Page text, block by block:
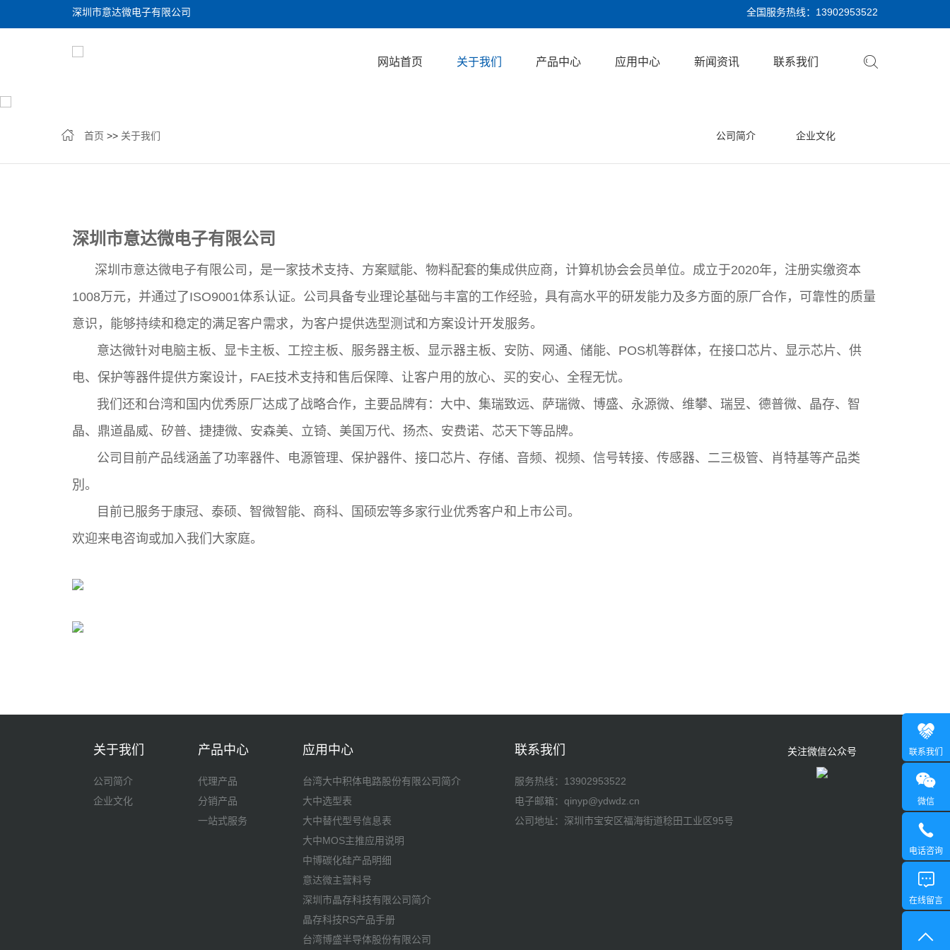
深圳市意达微电子有限公司 全国服务热线： 13902953522
网站首页 关于我们 产品中心 应用中心 新闻资讯 联系我们
首页 >> 关于我们 公司简介 企业文化
深圳市意达微电子有限公司
深圳市意达微电子有限公司，是一家技术支持、方案赋能、物料配套的集成供应商，计算机协会会员单位。成立于2020年，注册实缴资本
1008万元，并通过了ISO9001体系认证。公司具备专业理论基础与丰富的工作经验，具有高水平的研发能力及多方面的原厂合作，可靠性的质量
意识，能够持续和稳定的满足客户需求，为客户提供选型测试和方案设计开发服务。
意达微针对电脑主板、显卡主板、工控主板、服务器主板、显示器主板、安防、网通、储能、POS机等群体，在接口芯片、显示芯片、供
电、保护等器件提供方案设计，FAE技术支持和售后保障、让客户用的放心、买的安心、全程无忧。
我们还和台湾和国内优秀原厂达成了战略合作，主要品牌有：大中、集瑞致远、萨瑞微、博盛、永源微、维攀、瑞昱、德普微、晶存、智
晶、鼎道晶威、矽普、捷捷微、安森美、立锜、美国万代、扬杰、安费诺、芯天下等品牌。
公司目前产品线涵盖了功率器件、电源管理、保护器件、接口芯片、存储、音频、视频、信号转接、传感器、二三极管、肖特基等产品类
別。
目前已服务于康冠、泰硕、智微智能、商科、国硕宏等多家行业优秀客户和上市公司。
欢迎来电咨询或加入我们大家庭。
关于我们
公司简介
企业文化
产品中心
代理产品
分销产品
一站式服务
应用中心
台湾大中积体电路股份有限公司简介
大中选型表
大中替代型号信息表
大中MOS主推应用说明
中博碳化硅产品明细
意达微主营料号
深圳市晶存科技有限公司简介
晶存科技RS产品手册
台湾博盛半导体股份有限公司
联系我们
服务热线： 13902953522
电子邮箱：qinyp@ydwdz.cn
公司地址：深圳市宝安区福海街道稔田工业区95号
关注微信公众号 联系我们
微信
电话咨询
在线留言